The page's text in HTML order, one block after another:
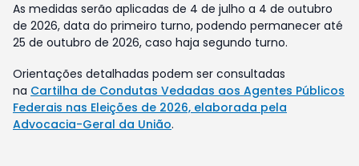
As medidas serão aplicadas de 4 de julho a 4 de outubro
de 2026, data do primeiro turno, podendo permanecer até
25 de outubro de 2026, caso haja segundo turno.
Orientações detalhadas podem ser consultadas
na Cartilha de Condutas Vedadas aos Agentes Públicos
Federais nas Eleições de 2026, elaborada pela
Advocacia-Geral da União.